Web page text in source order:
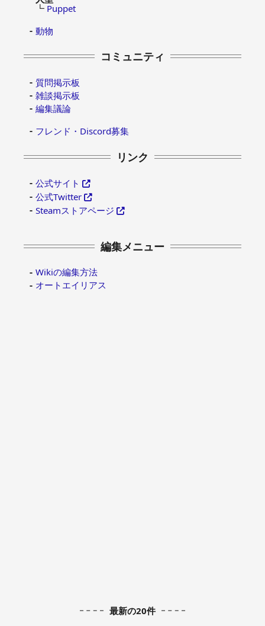
┗ Puppet
動物
コミュニティ
質問掲示板
雑談掲示板
編集議論
フレンド・Discord募集
リンク
公式サイト
公式Twitter
Steamストアページ
編集メニュー
Wikiの編集方法
オートエイリアス
最新の20件